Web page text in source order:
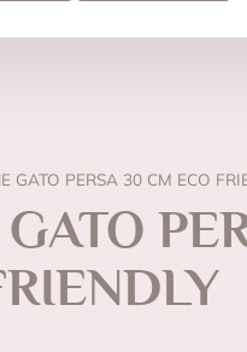
GATO PERSA 30 CM ECO